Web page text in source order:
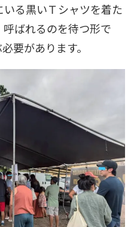
る黒いＴシャツを着た
ばれるのを待つ形で
要があります。